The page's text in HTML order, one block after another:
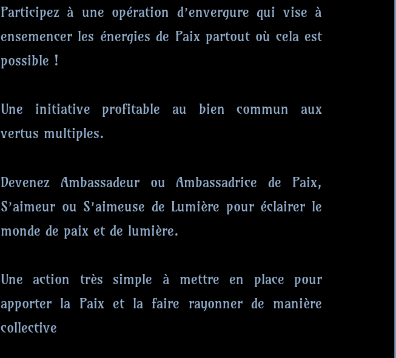
Participez à une opération d’envergure qui vise à
ensemencer les énergies de Paix partout où cela est
possible !
Une initiative profitable au bien commun aux
vertus multiples.
Devenez Ambassadeur ou Ambassadrice de Paix,
S’aimeur ou S’aimeuse de Lumière pour éclairer le
monde de paix et de lumière.
Une action très simple à mettre en place pour
apporter la Paix et la faire rayonner de manière
collective